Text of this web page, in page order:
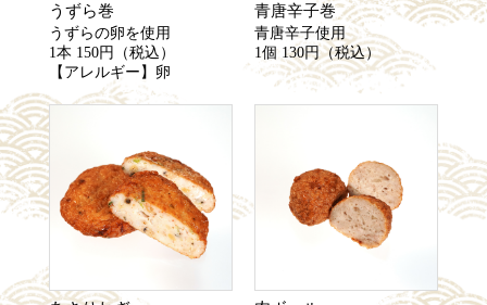
うずら巻
うずらの卵を使用
1本 150円（税込）
【アレルギー】卵
青唐辛子巻
青唐辛子使用
1個 130円（税込）